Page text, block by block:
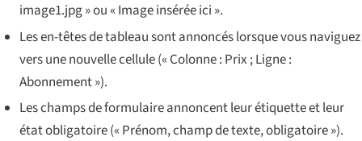
image1.jpg » ou « Image insérée ici ».
Les en-têtes de tableau sont annoncés lorsque vous naviguez
vers une nouvelle cellule (« Colonne : Prix ; Ligne :
Abonnement »).
Les champs de formulaire annoncent leur étiquette et leur
état obligatoire (« Prénom, champ de texte, obligatoire »).